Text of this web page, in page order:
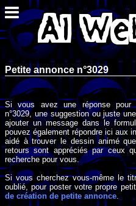
Petite annonce n°3029
Si vous avez une réponse pour
n°3029, une suggestion ou juste
ajouter un message dans le
pouvez également répondre ici aux
aidé à trouver le dessin animé
retours sont appréciés par ceux
recherche pour vous.
Si vous cherchez vous-même le
oublié, pour poster votre propre
de création de petite annonce .